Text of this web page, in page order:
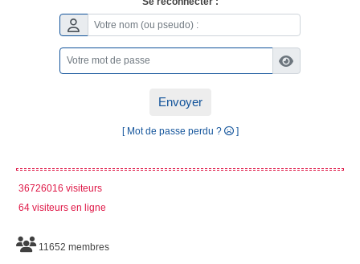
Envoyer
[ Mot de passe perdu ? ]
36726016 visiteurs
64 visiteurs en ligne
11652 membres